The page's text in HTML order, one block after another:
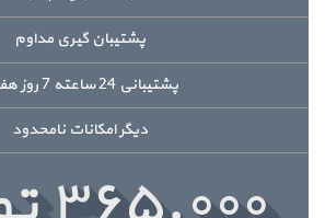
پشتیبان گیری مداوم
پشتیبانی 24 ساعته 7 روز هفته
دیگر امکانات نامحدود